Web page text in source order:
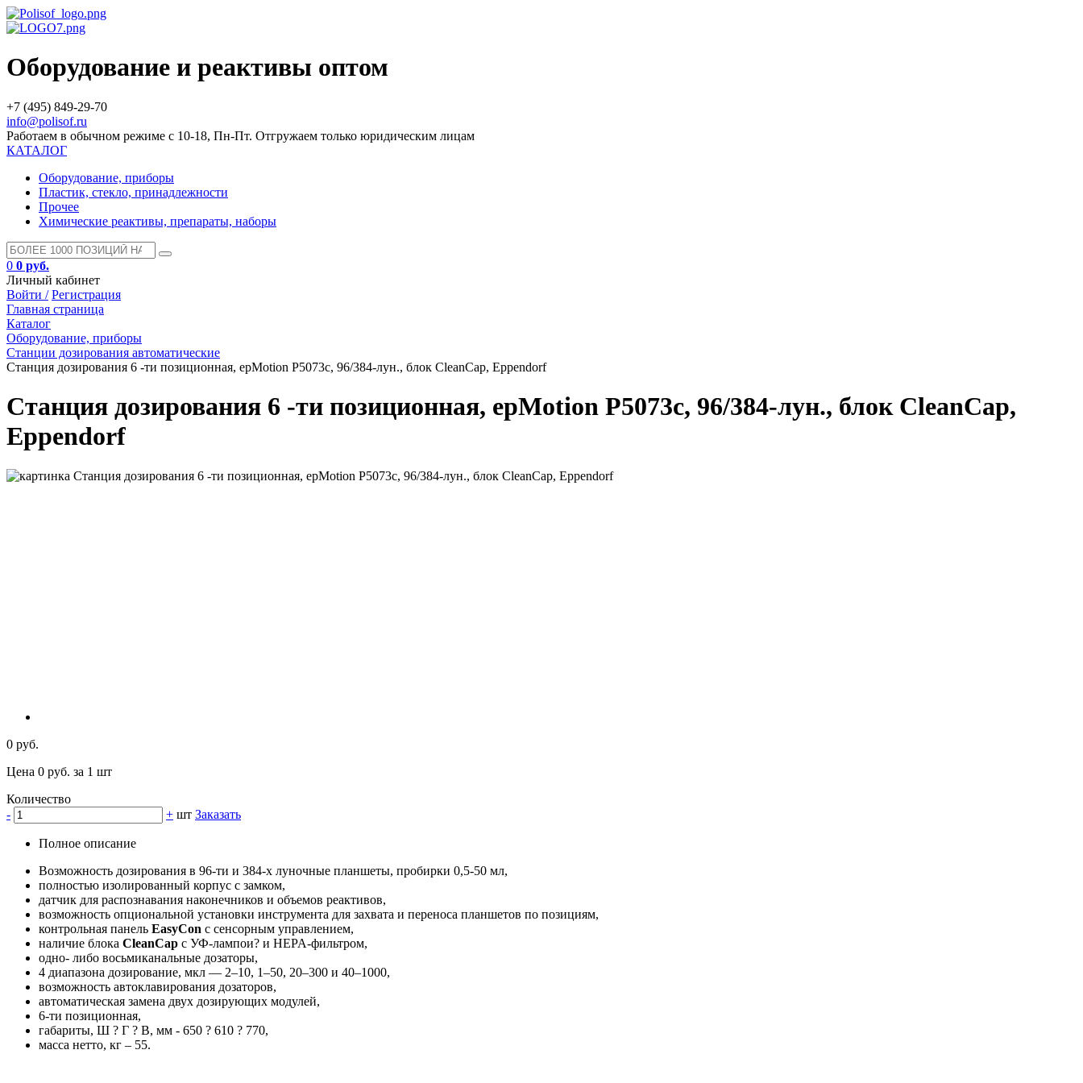
Оборудование и реактивы оптом
+7 (495) 849-29-70
info@polisof.ru
Работаем в обычном режиме с 10-18, Пн-Пт. Отгружаем только юридическим лицам
КАТАЛОГ
Оборудование, приборы
Пластик, стекло, принадлежности
Прочее
Химические реактивы, препараты, наборы
0 0 руб.
Личный кабинет
Войти / Регистрация
Главная страница
Каталог
Оборудование, приборы
Станции дозирования автоматические
Станция дозирования 6 -ти позиционная, epMotion P5073с, 96/384-лун., блок CleanCap, Eppendorf
Станция дозирования 6 -ти позиционная, epMotion P5073с, 96/384-лун., блок CleanCap,
Eppendorf
0 руб.
Цена 0 руб. за 1 шт
Количество
-
+ шт Заказать
Полное описание
Возможность дозирования в 96-ти и 384-х луночные планшеты, пробирки 0,5-50 мл,
полностью изолированный корпус с замком,
датчик для распознавания наконечников и объемов реактивов,
возможность опциональной установки инструмента для захвата и переноса планшетов по позициям,
контрольная панель EasyCon с сенсорным управлением,
наличие блока CleanCap c УФ-лампои? и HEPA-фильтром,
одно- либо восьмиканальные дозаторы,
4 диапазона дозирование, мкл — 2–10, 1–50, 20–300 и 40–1000,
возможность автоклавирования дозаторов,
автоматическая замена двух дозирующих модулей,
6-ти позиционная,
габариты, Ш ? Г ? В, мм - 650 ? 610 ? 770,
масса нетто, кг – 55.